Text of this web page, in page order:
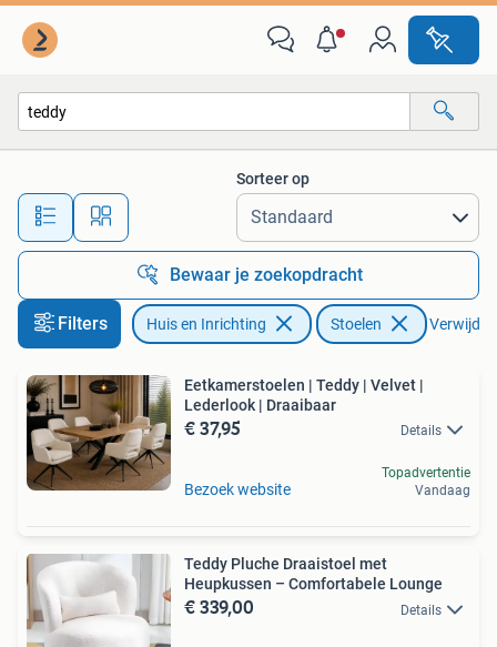
Alle afstanden…
Sorteer op
Bewaar je zoekopdracht
Filters Huis en Inrichting Stoelen
Eetkamerstoelen | Teddy | Velvet |
Lederlook | Draaibaar
€ 37,95 Details
Bezoek website
Topadvertentie
Vandaag
Teddy Pluche Draaistoel met
Heupkussen – Comfortabele Lounge
€ 339,00 Details